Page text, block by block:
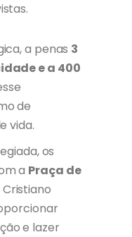
a penas 3
e a 400
de
vida.
os
a Praça de
Cristiano
e lazer